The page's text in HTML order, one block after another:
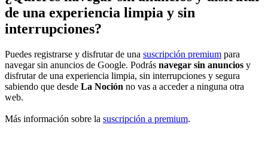
de una experiencia limpia y sin
interrupciones?
Puedes registrarse y disfrutar de una suscripción premium para
navegar sin anuncios de Google. Podrás navegar sin anuncios y
disfrutar de una experiencia limpia, sin interrupciones y segura
sabiendo que desde La Noción no vas a acceder a ninguna otra
web.
Más información sobre la suscripción a premium.